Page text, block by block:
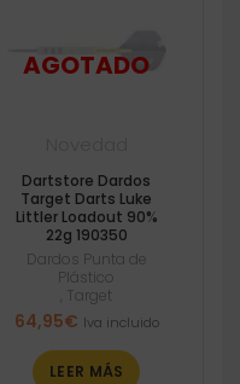
Dartstore Dardos
Target Darts Luke
Littler Loadout 90%
22g 190350
Dardos Punta de
Plástico
Target
64,95€ Iva incluido
LEER MÁS